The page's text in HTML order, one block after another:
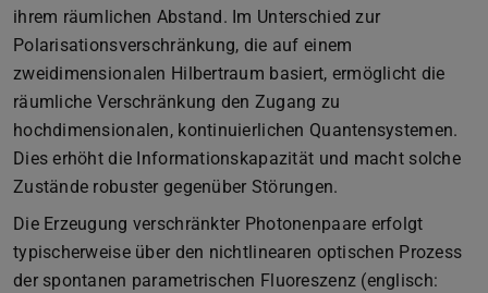
ihrem räumlichen Abstand. Im Unterschied zur
Polarisationsverschränkung, die auf einem
zweidimensionalen Hilbertraum basiert, ermöglicht die
räumliche Verschränkung den Zugang zu
hochdimensionalen, kontinuierlichen Quantensystemen.
Dies erhöht die Informationskapazität und macht solche
Zustände robuster gegenüber Störungen.
Die Erzeugung verschränkter Photonenpaare erfolgt
typischerweise über den nichtlinearen optischen Prozess
der spontanen parametrischen Fluoreszenz (englisch: